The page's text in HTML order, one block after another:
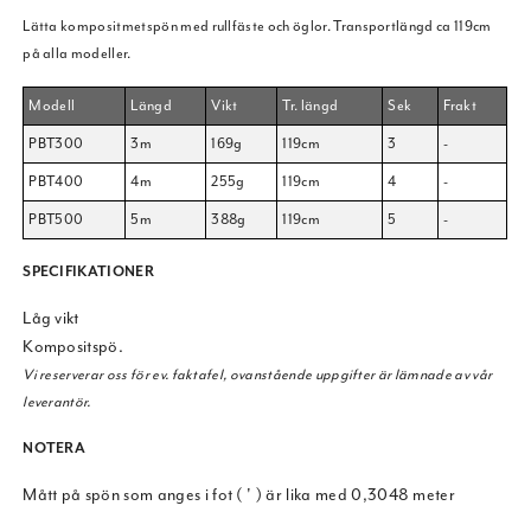
Lätta kompositmetspön med rullfäste och öglor. Transportlängd ca 119cm
på alla modeller.
Modell Längd Vikt Tr. längd Sek
Frakt
PBT300
3m 169g 119cm 3
-
PBT400
4m 255g 119cm 4
-
PBT500
5m 388g 119cm 5 -
SPECIFIKATIONER
Låg vikt
Kompositspö.
Vi reserverar oss för ev. faktafel, ovanstående uppgifter är lämnade av vår
leverantör.
NOTERA
Mått på spön som anges i fot ( ' ) är lika med 0,3048 meter